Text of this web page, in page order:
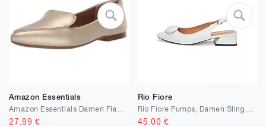
Amazon Essentials
27.99 €
Rio Fiore
45.00 €